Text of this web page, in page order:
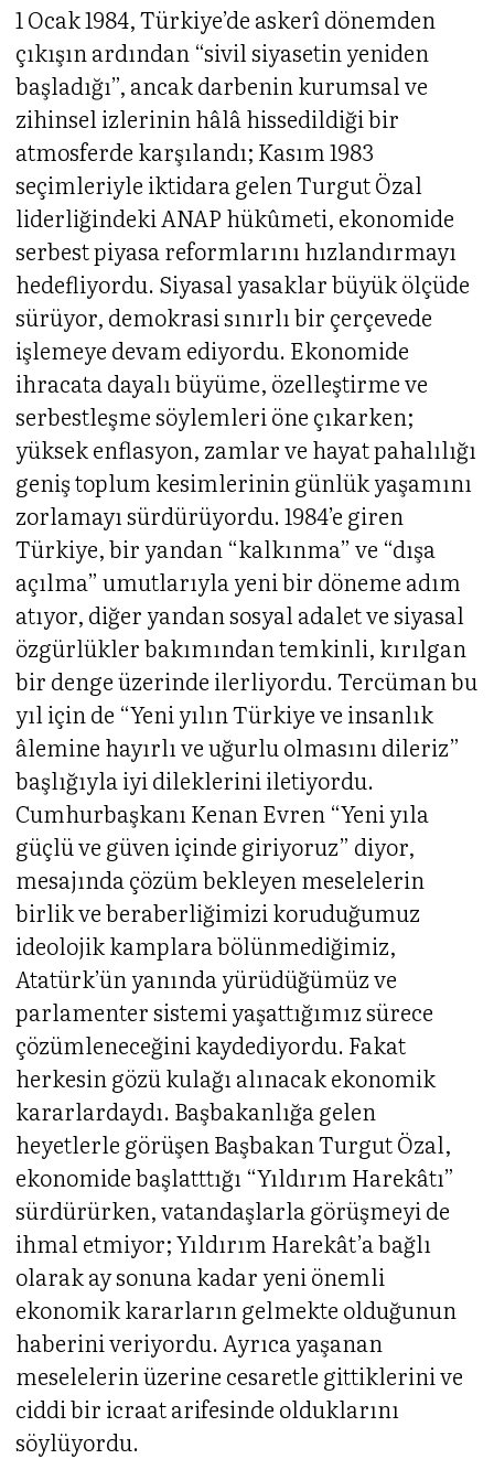
1 Ocak 1984, Türkiye’de askerî dönemden
çıkışın ardından “sivil siyasetin yeniden
başladığı”, ancak darbenin kurumsal ve
zihinsel izlerinin hâlâ hissedildiği bir
atmosferde karşılandı; Kasım 1983
seçimleriyle iktidara gelen Turgut Özal
liderliğindeki ANAP hükûmeti, ekonomide
serbest piyasa reformlarını hızlandırmayı
hedefliyordu. Siyasal yasaklar büyük ölçüde
sürüyor, demokrasi sınırlı bir çerçevede
işlemeye devam ediyordu. Ekonomide
ihracata dayalı büyüme, özelleştirme ve
serbestleşme söylemleri öne çıkarken;
yüksek enflasyon, zamlar ve hayat pahalılığı
geniş toplum kesimlerinin günlük yaşamını
zorlamayı sürdürüyordu. 1984’e giren
Türkiye, bir yandan “kalkınma” ve “dışa
açılma” umutlarıyla yeni bir döneme adım
atıyor, diğer yandan sosyal adalet ve siyasal
özgürlükler bakımından temkinli, kırılgan
bir denge üzerinde ilerliyordu. Tercüman bu
yıl için de “Yeni yılın Türkiye ve insanlık
âlemine hayırlı ve uğurlu olmasını dileriz”
başlığıyla iyi dileklerini iletiyordu.
Cumhurbaşkanı Kenan Evren “Yeni yıla
güçlü ve güven içinde giriyoruz” diyor,
mesajında çözüm bekleyen meselelerin
birlik ve beraberliğimizi koruduğumuz
ideolojik kamplara bölünmediğimiz,
Atatürk’ün yanında yürüdüğümüz ve
parlamenter sistemi yaşattığımız sürece
çözümleneceğini kaydediyordu. Fakat
herkesin gözü kulağı alınacak ekonomik
kararlardaydı. Başbakanlığa gelen
heyetlerle görüşen Başbakan Turgut Özal,
ekonomide başlatttığı “Yıldırım Harekâtı”
sürdürürken, vatandaşlarla görüşmeyi de
ihmal etmiyor; Yıldırım Harekât’a bağlı
olarak ay sonuna kadar yeni önemli
ekonomik kararların gelmekte olduğunun
haberini veriyordu. Ayrıca yaşanan
meselelerin üzerine cesaretle gittiklerini ve
ciddi bir icraat arifesinde olduklarını
söylüyordu.